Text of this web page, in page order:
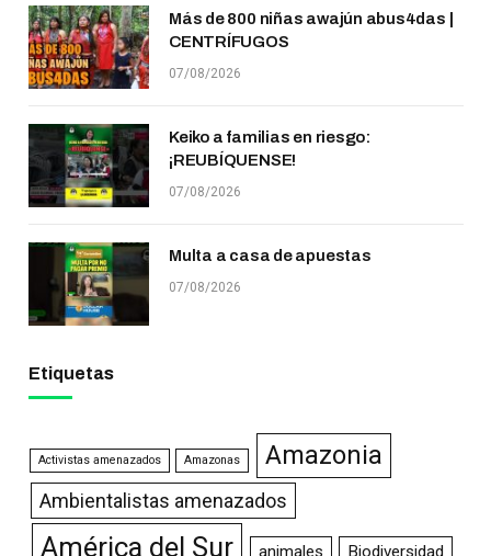
Más de 800 niñas awajún abus4das |
CENTRÍFUGOS
07/08/2026
Keiko a familias en riesgo:
¡REUBÍQUENSE!
07/08/2026
Multa a casa de apuestas
07/08/2026
Etiquetas
Activistas amenazados Amazonas Amazonia
Ambientalistas amenazados
América del Sur animales Biodiversidad